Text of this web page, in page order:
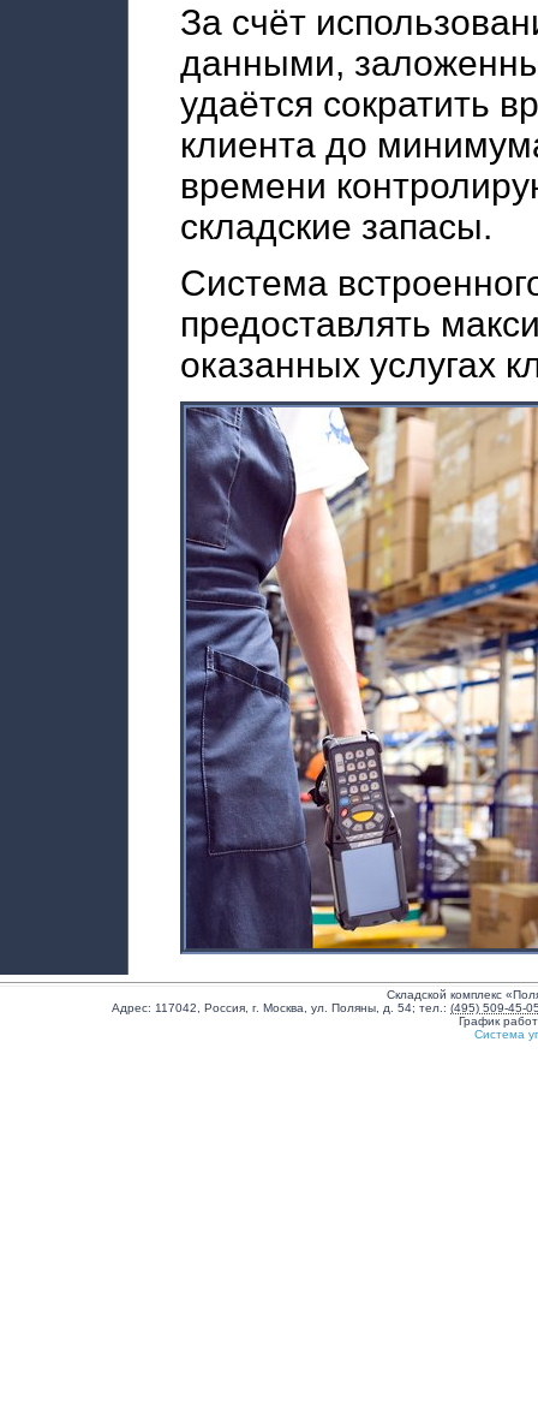
За счёт
данными,
удаётся сократить
клиента до
времени
складские запасы.
Система
предоставлять
оказанных услугах
Складской комплекс
Адрес: 117042, Россия, г. Москва, ул. Поляны, д. 54; тел.: (495) 509-45-
График
Система